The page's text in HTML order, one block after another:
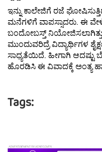
ಇನ್ನು ಕಾಲೇಜಿಗೆ ರಜೆ
ಮನೆಗಳಿಗೆ ವಾಪಸ್ಸಾದರು. ಈ
ಬಂದೋಬಸ್ತ್
ಮುಂದುವರಿದ್ರೆ ವಿದ್ಯಾರ್ಥಿಗಳ
ಸಾಧ್ಯತೆಯಿದೆ. ಹೀಗಾಗಿ ಆದಷ್ಟು
ಹೊರಡಿಸಿ ಈ ವಿವಾದಕ್ಕೆ ಅಂತ್ಯ
Tags: